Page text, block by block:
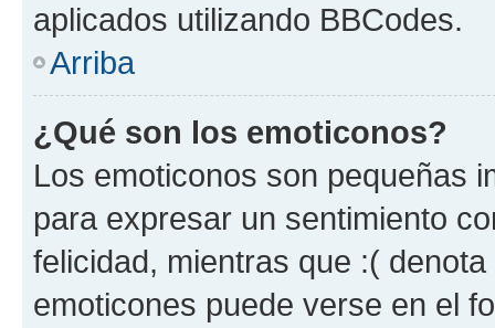
aplicados utilizando BBCodes.
Arriba
¿Qué son los emoticonos?
Los emoticonos son pequeñas
para expresar un sentimiento
felicidad, mientras que :(
emoticones puede verse en el